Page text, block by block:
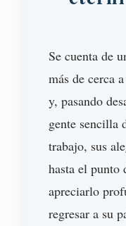
Se cuenta de
más de cerca
y, pasando
gente sencilla
trabajo, sus
hasta el punto
apreciarlo
regresar a su